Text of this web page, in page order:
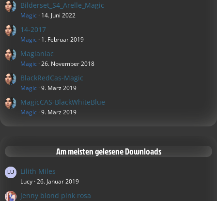
Bilderset_S4_Arelle_Magic
Magic 14. Juni 2022
14-2017
Magic 1. Februar 2019
Magianiac
Magic 26. November 2018
BlackRedCas-Magic
Magic 9. März 2019
MagicCAS-BlackWhiteBlue
Magic 9. März 2019
Am meisten gelesene Downloads
Lilith Miles
Lucy 26. Januar 2019
Jenny blond pink rosa